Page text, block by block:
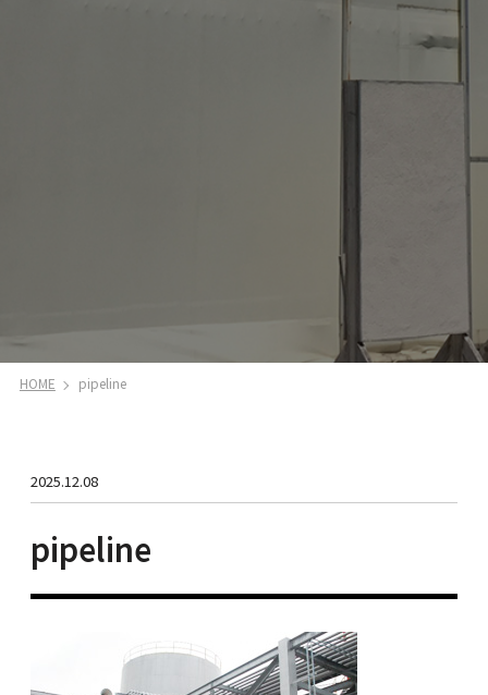
HOME pipeline
2025.12.08
pipeline